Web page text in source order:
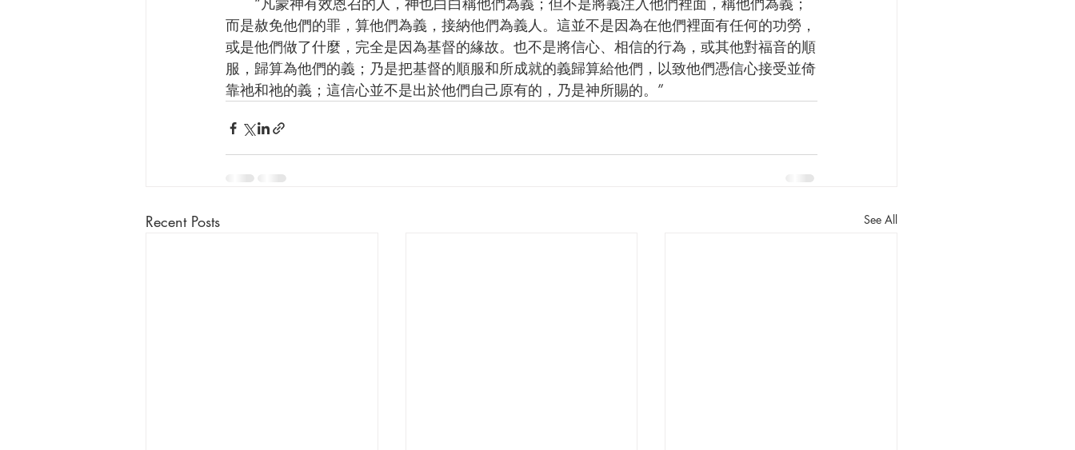
而是赦免他們的罪，算他們為義，接納他們為義人。這並不是因為在他們裡面有任何的功勞，
或是他們做了什麼，完全是因為基督的緣故。也不是將信心、相信的行為，或其他對福音的順
服，歸算為他們的義；乃是把基督的順服和所成就的義歸算給他們，以致他們憑信心接受並倚
靠祂和祂的義；這信心並不是出於他們自己原有的，乃是神所賜的。”
Recent Posts See All